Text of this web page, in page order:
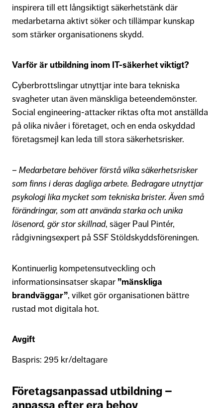
inspirera till ett långsiktigt säkerhetstänk där
medarbetarna aktivt söker och tillämpar kunskap
som stärker organisationens skydd.
Varför är utbildning inom IT-säkerhet viktigt?
Cyberbrottslingar utnyttjar inte bara tekniska
svagheter utan även mänskliga beteendemönster.
Social engineering-attacker riktas ofta mot anställda
på olika nivåer i företaget, och en enda oskyddad
företagsmejl kan leda till stora säkerhetsrisker.
– Medarbetare behöver förstå vilka säkerhetsrisker
som finns i deras dagliga arbete. Bedragare utnyttjar
psykologi lika mycket som tekniska brister. Även små
förändringar, som att använda starka och unika
lösenord, gör stor skillnad, säger Paul Pintér,
rådgivningsexpert på SSF Stöldskyddsföreningen.
Kontinuerlig kompetensutveckling och
informationsinsatser skapar ”mänskliga
brandväggar”, vilket gör organisationen bättre
rustad mot digitala hot.
Avgift
Baspris: 295 kr/deltagare
Företagsanpassad utbildning –
anpassa efter era behov